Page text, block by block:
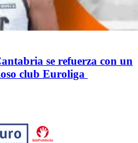
se refuerza con un
club Euroliga